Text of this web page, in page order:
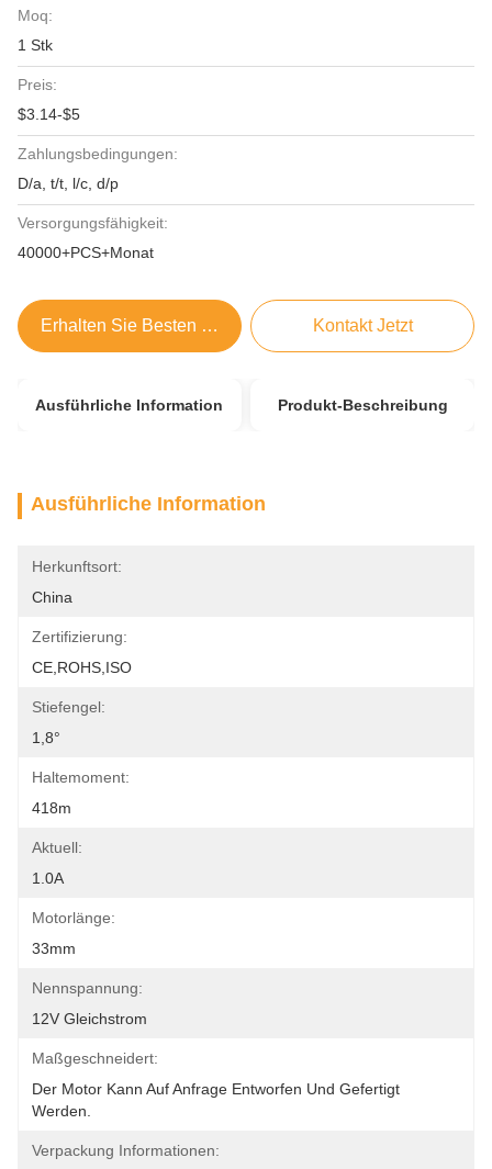
Moq:
1 Stk
Preis:
$3.14-$5
Zahlungsbedingungen:
D/a, t/t, l/c, d/p
Versorgungsfähigkeit:
40000+PCS+Monat
Erhalten Sie Besten Preis Kontakt Jetzt
Ausführliche Information Produkt-Beschreibung
Ausführliche Information
Herkunftsort:
China
Zertifizierung:
CE,ROHS,ISO
Stiefengel:
1,8°
Haltemoment:
418m
Aktuell:
1.0A
Motorlänge:
33mm
Nennspannung:
12V Gleichstrom
Maßgeschneidert:
Der Motor Kann Auf Anfrage Entworfen Und Gefertigt
Werden.
Verpackung Informationen: